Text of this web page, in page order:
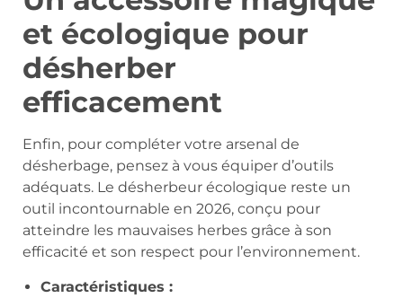
et écologique pour
désherber
efficacement
Enfin, pour compléter votre arsenal de
désherbage, pensez à vous équiper d’outils
adéquats. Le désherbeur écologique reste un
outil incontournable en 2026, conçu pour
atteindre les mauvaises herbes grâce à son
efficacité et son respect pour l’environnement.
Caractéristiques :